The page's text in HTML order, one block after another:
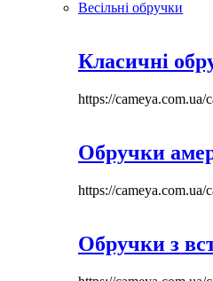
Весільні обручки
Класичні
https://
Обручки
https://
Обручки з